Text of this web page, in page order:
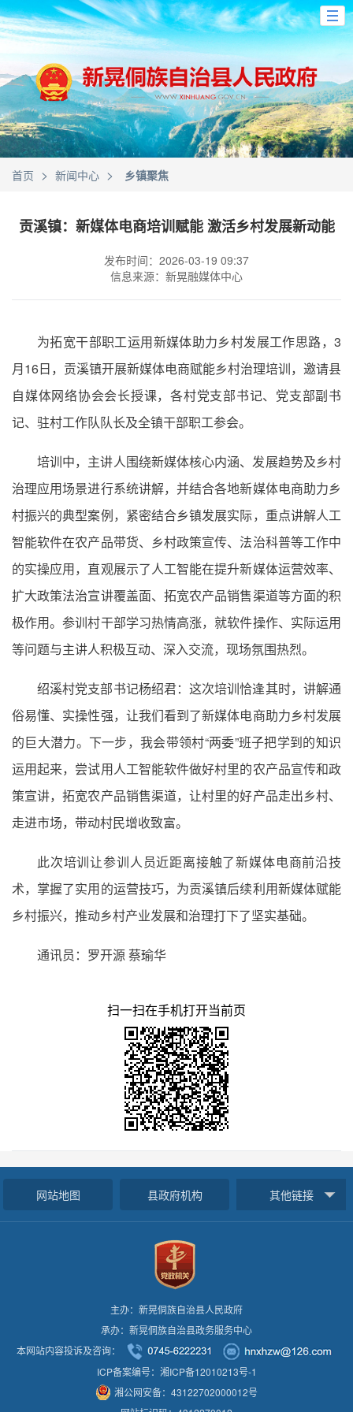
首页 > 新闻中心 > 乡镇聚焦
贡溪镇：新媒体电商培训赋能 激活乡村发展新动能
发布时间：2026-03-19 09:37
信息来源：新晃融媒体中心
为拓宽干部职工运用新媒体助力乡村发展工作思路，3
月16日，贡溪镇开展新媒体电商赋能乡村治理培训，邀请县
自媒体网络协会会长授课，各村党支部书记、党支部副书
记、驻村工作队队长及全镇干部职工参会。
培训中，主讲人围绕新媒体核心内涵、发展趋势及乡村
治理应用场景进行系统讲解，并结合各地新媒体电商助力乡
村振兴的典型案例，紧密结合乡镇发展实际，重点讲解人工
智能软件在农产品带货、乡村政策宣传、法治科普等工作中
的实操应用，直观展示了人工智能在提升新媒体运营效率、
扩大政策法治宣讲覆盖面、拓宽农产品销售渠道等方面的积
极作用。参训村干部学习热情高涨，就软件操作、实际运用
等问题与主讲人积极互动、深入交流，现场氛围热烈。
绍溪村党支部书记杨绍君：这次培训恰逢其时，讲解通
俗易懂、实操性强，让我们看到了新媒体电商助力乡村发展
的巨大潜力。下一步，我会带领村“两委”班子把学到的知识
运用起来，尝试用人工智能软件做好村里的农产品宣传和政
策宣讲，拓宽农产品销售渠道，让村里的好产品走出乡村、
走进市场，带动村民增收致富。
此次培训让参训人员近距离接触了新媒体电商前沿技
术，掌握了实用的运营技巧，为贡溪镇后续利用新媒体赋能
乡村振兴，推动乡村产业发展和治理打下了坚实基础。
通讯员：罗开源 蔡瑜华
扫一扫在手机打开当前页
网站地图 县政府机构 其他链接
主办：新晃侗族自治县人民政府
承办：新晃侗族自治县政务服务中心
本网站内容投诉及咨询：
ICP备案编号：湘ICP备12010213号-1
湘公网安备：43122702000012号